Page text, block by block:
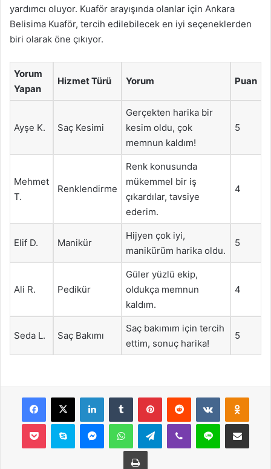
yardımcı oluyor. Kuaför arayışında olanlar için Ankara
Belisima Kuaför, tercih edilebilecek en iyi seçeneklerden
biri olarak öne çıkıyor.
Yorum
Yapan
Hizmet Türü Yorum Puan
Ayşe K. Saç Kesimi
Gerçekten harika bir
kesim oldu, çok
memnun kaldım!
5
Mehmet
T.
Renklendirme
Renk konusunda
mükemmel bir iş
çıkardılar, tavsiye
ederim.
4
Elif D. Manikür
Hijyen çok iyi,
manikürüm harika oldu.
5
Ali R. Pedikür
Güler yüzlü ekip,
oldukça memnun
kaldım.
4
Seda L. Saç Bakımı
Saç bakımım için tercih
ettim, sonuç harika!
5
Facebook
X LinkedInTumblr PinterestReddit VKontakte
Pocket Skype MessengerWhatsAppTelegramViber Line E-Posta ile
Yazdır